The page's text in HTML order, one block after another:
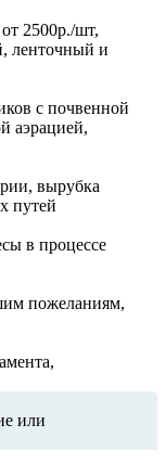
2500р./шт,
ленточный и
с почвенной
аэрацией,
вырубка
путей
в процессе
пожеланиям,
или